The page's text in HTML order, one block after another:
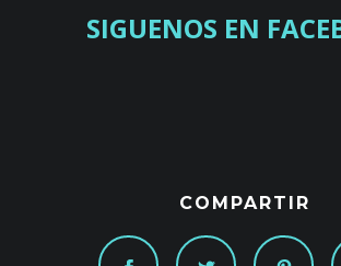
SIGUENOS EN
COMPARTIR